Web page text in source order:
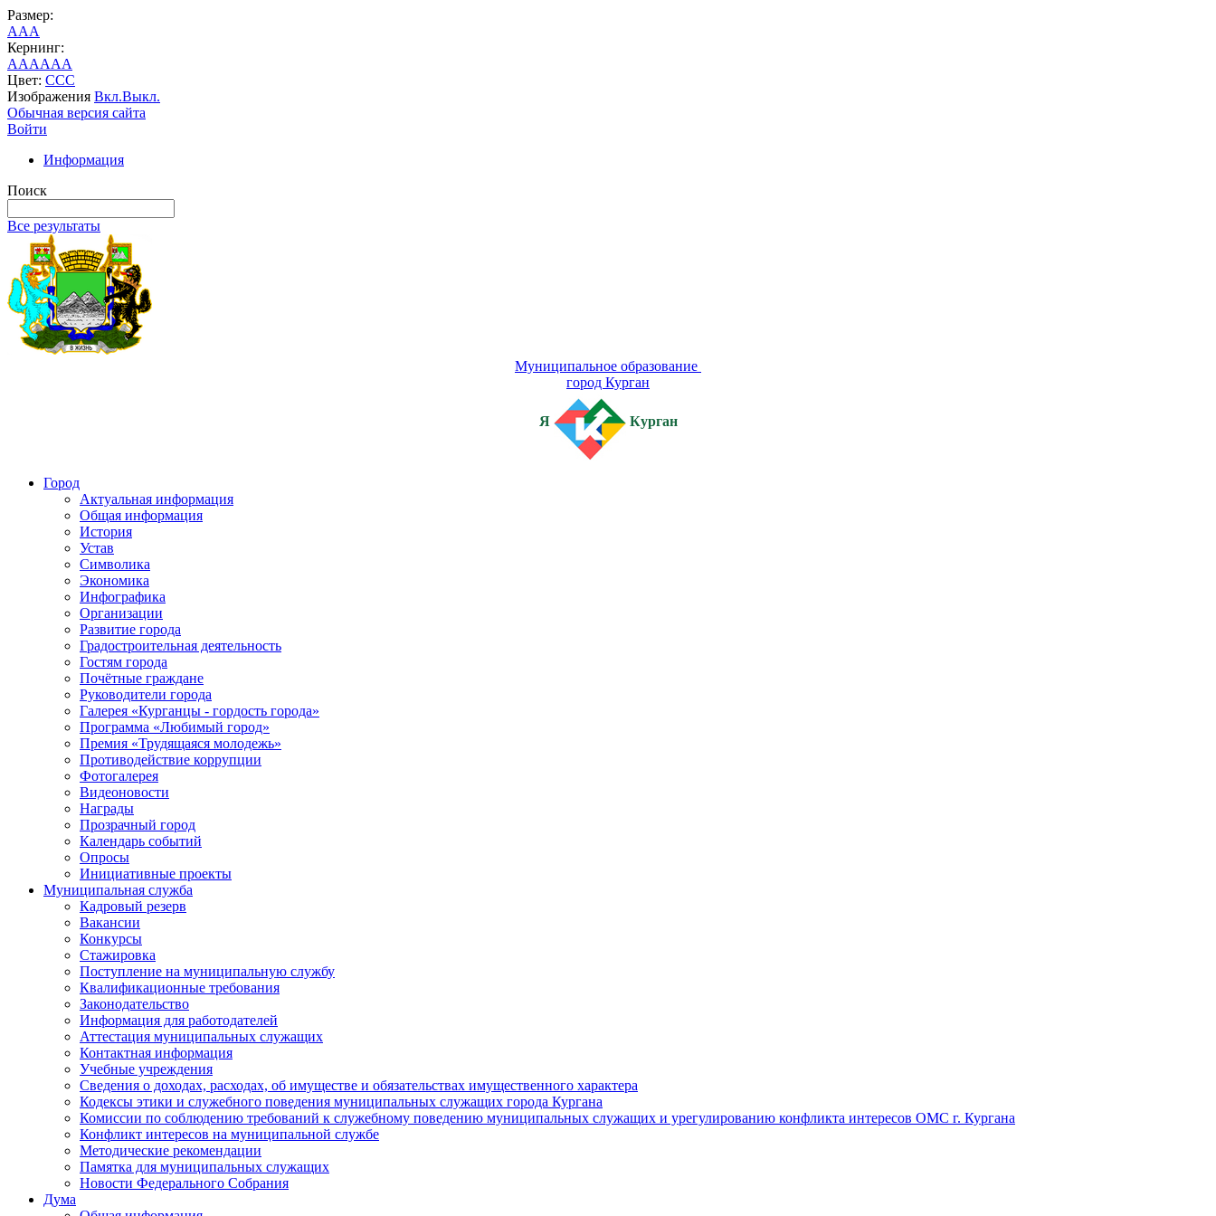
Размер:
AAA
Кернинг:
AAAAAA
Цвет: CCC
Изображения Вкл.Выкл.
Обычная версия сайта
Войти
Информация
Поиск
Все результаты
Муниципальное образование
город Курган
Я Курган
Город
Актуальная информация
Общая информация
История
Устав
Символика
Экономика
Инфографика
Организации
Развитие города
Градостроительная деятельность
Гостям города
Почётные граждане
Руководители города
Галерея «Курганцы - гордость города»
Программа «Любимый город»
Премия «Трудящаяся молодежь»
Противодействие коррупции
Фотогалерея
Видеоновости
Награды
Прозрачный город
Календарь событий
Опросы
Инициативные проекты
Муниципальная служба
Кадровый резерв
Вакансии
Конкурсы
Стажировка
Поступление на муниципальную службу
Квалификационные требования
Законодательство
Информация для работодателей
Аттестация муниципальных служащих
Контактная информация
Учебные учреждения
Сведения о доходах, расходах, об имуществе и обязательствах имущественного характера
Кодексы этики и служебного поведения муниципальных служащих города Кургана
Комиссии по соблюдению требований к служебному поведению муниципальных служащих и урегулированию конфликта интересов ОМС г. Кургана
Конфликт интересов на муниципальной службе
Методические рекомендации
Памятка для муниципальных служащих
Новости Федерального Cобрания
Дума